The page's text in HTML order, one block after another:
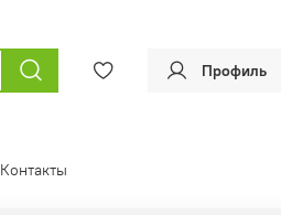
Профиль
Контакты